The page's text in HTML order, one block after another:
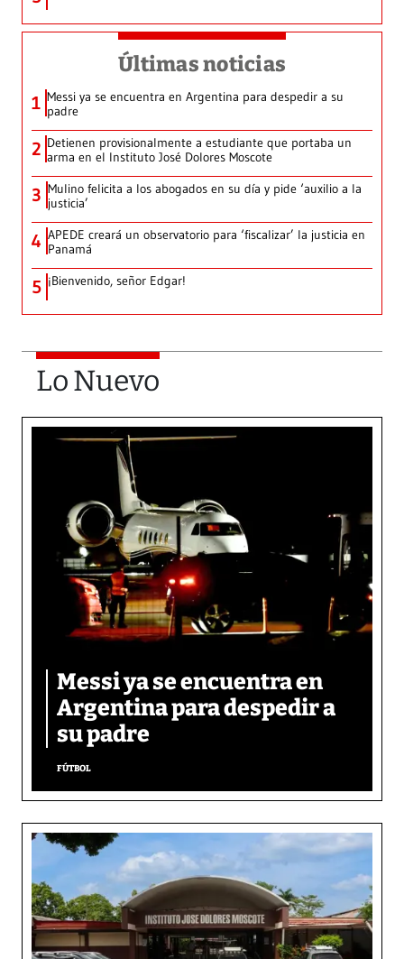
Últimas noticias
1 Messi ya se encuentra en Argentina para despedir a su
padre
2 Detienen provisionalmente a estudiante que portaba un
arma en el Instituto José Dolores Moscote
3 Mulino felicita a los abogados en su día y pide ‘auxilio a la
justicia’
4 APEDE creará un observatorio para ‘fiscalizar’ la justicia en
Panamá
5 ¡Bienvenido, señor Edgar!
Lo Nuevo
Messi ya se encuentra en
Argentina para despedir a
su padre
FÚTBOL